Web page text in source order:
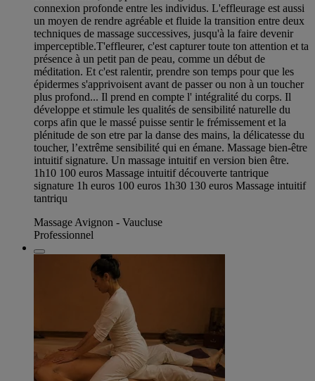
connexion profonde entre les individus. L'effleurage est aussi
un moyen de rendre agréable et fluide la transition entre deux
techniques de massage successives, jusqu'à la faire devenir
imperceptible.T'effleurer, c'est capturer toute ton attention et ta
présence à un petit pan de peau, comme un début de
méditation. Et c'est ralentir, prendre son temps pour que les
épidermes s'apprivoisent avant de passer ou non à un toucher
plus profond... Il prend en compte l' intégralité du corps. Il
développe et stimule les qualités de sensibilité naturelle du
corps afin que le massé puisse sentir le frémissement et la
plénitude de son etre par la danse des mains, la délicatesse du
toucher, l’extrême sensibilité qui en émane. Massage bien-être
intuitif signature. Un massage intuitif en version bien être.
1h10 100 euros Massage intuitif découverte tantrique
signature 1h euros 100 euros 1h30 130 euros Massage intuitif
tantriqu
Massage Avignon - Vaucluse
Professionnel